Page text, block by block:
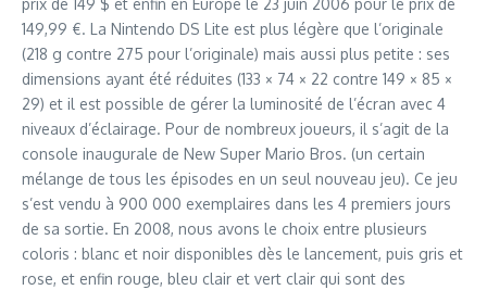
prix de 149 $ et enfin en Europe le 23 juin 2006 pour le prix de
149,99 €. La Nintendo DS Lite est plus légère que l’originale
(218 g contre 275 pour l’originale) mais aussi plus petite : ses
dimensions ayant été réduites (133 × 74 × 22 contre 149 × 85 ×
29) et il est possible de gérer la luminosité de l’écran avec 4
niveaux d’éclairage. Pour de nombreux joueurs, il s’agit de la
console inaugurale de New Super Mario Bros. (un certain
mélange de tous les épisodes en un seul nouveau jeu). Ce jeu
s’est vendu à 900 000 exemplaires dans les 4 premiers jours
de sa sortie. En 2008, nous avons le choix entre plusieurs
coloris : blanc et noir disponibles dès le lancement, puis gris et
rose, et enfin rouge, bleu clair et vert clair qui sont des